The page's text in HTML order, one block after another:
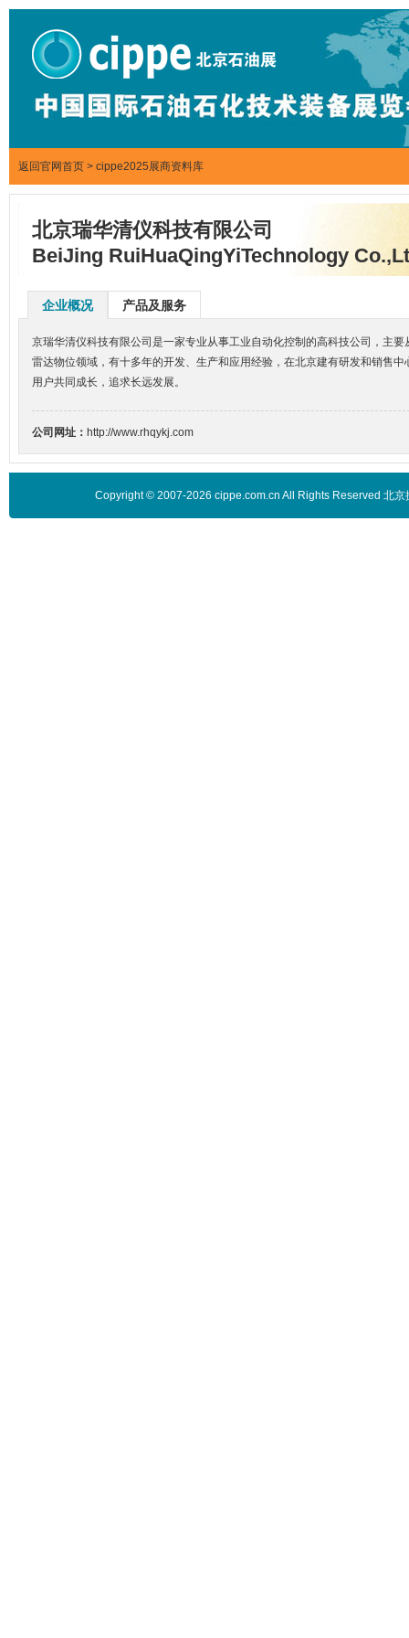
返回官网首页 > cippe2025展商资料库
北京瑞华清仪科技有限公司
BeiJing RuiHuaQingYiTechnology
企业概况 产品及服务
京瑞华清仪科技有限公司是一家专业从事工业自动化控制的高科技公司，主
雷达物位领域，有十多年的开发、生产和应用经验，在北京建有研发和销售
用户共同成长，追求长远发展。
公司网址： http://www.rhqykj.com
Copyright © 2007-2026 cippe.com.cn All Rights Reserved